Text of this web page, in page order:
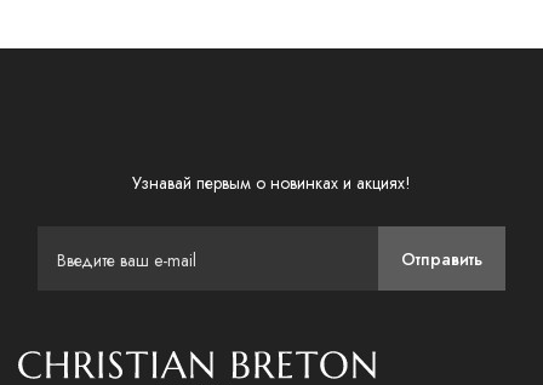
Узнавай первым о новинках и акциях!
Отправить